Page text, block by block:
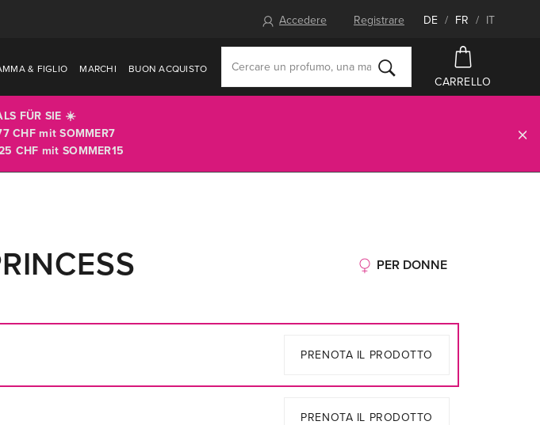
Accedere Registrare DE / FR / IT
& FIGLIO MARCHI BUON ACQUISTO
CARRELLO
FÜR SIE ☀️
CHF mitSOMMER7
CHF mit SOMMER15
PER DONNE
PRENOTA IL PRODOTTO
PRENOTA IL PRODOTTO